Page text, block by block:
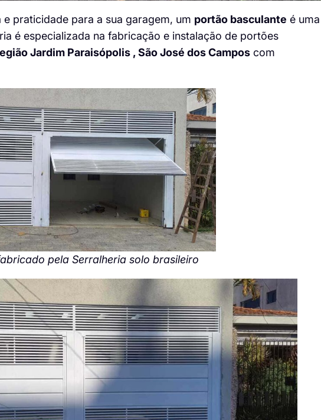
praticidade para a sua garagem, um portão basculante é uma
é especializada na fabricação e instalação de portões
Jardim Paraisópolis , São José dos Camposcom
pela Serralheria solo brasileiro